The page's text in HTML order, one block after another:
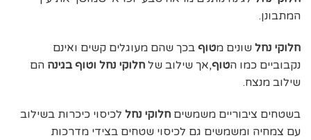
המתבונן.
חלוקי נחל שונים מטוף בכך שהם מעוגלים קשים ואינם
נקבוביים כמו הטוף,אך שילוב של חלוקי נחל וטוף בגינה הם
שילוב מנצח.
בשטחים ציבוריים משמשים חלוקי נחל לכיסוי כיכרות בשילוב
עם צמחיה ומשמשים גם לכיסוי שטחים בצידי מדרכות